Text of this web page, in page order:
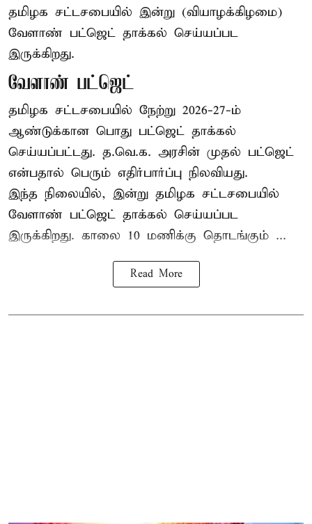
தமிழக சட்டசபையில் இன்று (வியாழக்கிழமை)
வேளாண் பட்ஜெட் தாக்கல் செய்யப்பட
இருக்கிறது.
வேளாண் பட்ஜெட்
தமிழக சட்டசபையில் நேற்று 2026-27-ம்
ஆண்டுக்கான பொது பட்ஜெட் தாக்கல்
செய்யப்பட்டது. த.வெ.க. அரசின் முதல் பட்ஜெட்
என்பதால் பெரும் எதிர்பார்ப்பு நிலவியது.
இந்த நிலையில், இன்று தமிழக சட்டசபையில்
வேளாண் பட்ஜெட் தாக்கல் செய்யப்பட
இருக்கிறது. காலை 10 மணிக்கு தொடங்கும் ...
Read More